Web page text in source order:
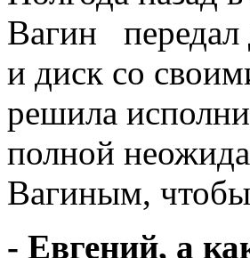
Вагин передал
и диск со
решила
полной
Вагиным, чтобы
- Евгений, а